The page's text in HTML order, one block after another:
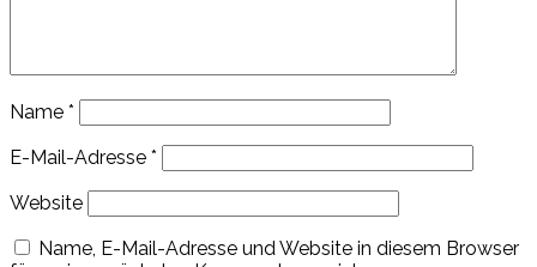
Name *
E-Mail-Adresse *
Website
Name, E-Mail-Adresse und Website in diesem Browser